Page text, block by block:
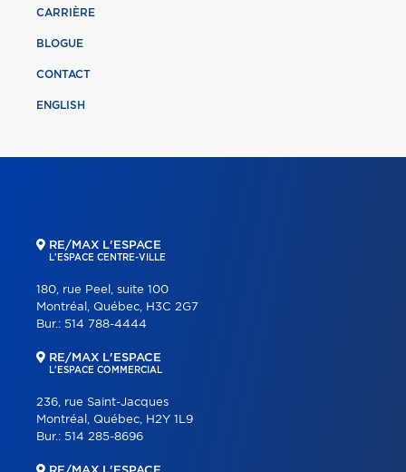
CARRIÈRE
BLOGUE
CONTACT
ENGLISH
RE/MAX L'ESPACE
L'ESPACE CENTRE-VILLE
180, rue Peel, suite 100
Montréal, Québec, H3C 2G7
Bur.: 514 788-4444
RE/MAX L'ESPACE
L'ESPACE COMMERCIAL
236, rue Saint-Jacques
Montréal, Québec, H2Y 1L9
Bur.: 514 285-8696